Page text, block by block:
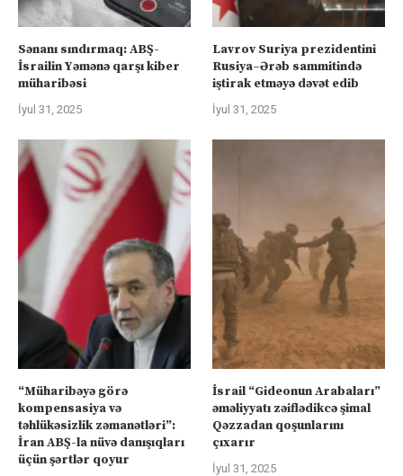
Sənanı sındırmaq: ABŞ-
İsrailin Yəmənə qarşı kiber
müharibəsi
İyul 31, 2025
Lavrov Suriya prezidentini
Rusiya–Ərəb sammitində
iştirak etməyə dəvət edib
İyul 31, 2025
“Müharibəyə görə
kompensasiya və
təhlükəsizlik zəmanətləri”:
İran ABŞ-la nüvə danışıqları
üçün şərtlər qoyur
İsrail “Gideonun Arabaları”
əməliyyatı zəiflədikcə şimal
Qəzzadan qoşunlarını
çıxarır
İyul 31, 2025